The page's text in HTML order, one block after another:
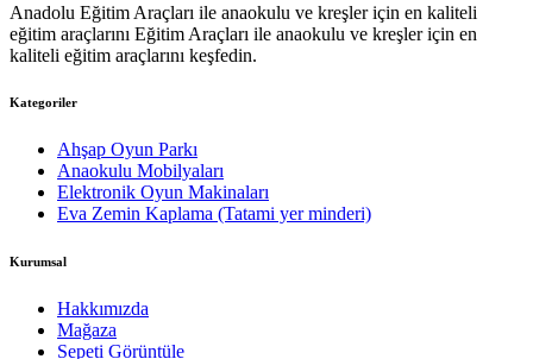
Anadolu Eğitim Araçları ile anaokulu ve kreşler için en kaliteli
eğitim araçlarını Eğitim Araçları ile anaokulu ve kreşler için en
kaliteli eğitim araçlarını keşfedin.
Kategoriler
Ahşap Oyun Parkı
Anaokulu Mobilyaları
Elektronik Oyun Makinaları
Eva Zemin Kaplama (Tatami yer minderi)
Kurumsal
Hakkımızda
Mağaza
Sepeti Görüntüle